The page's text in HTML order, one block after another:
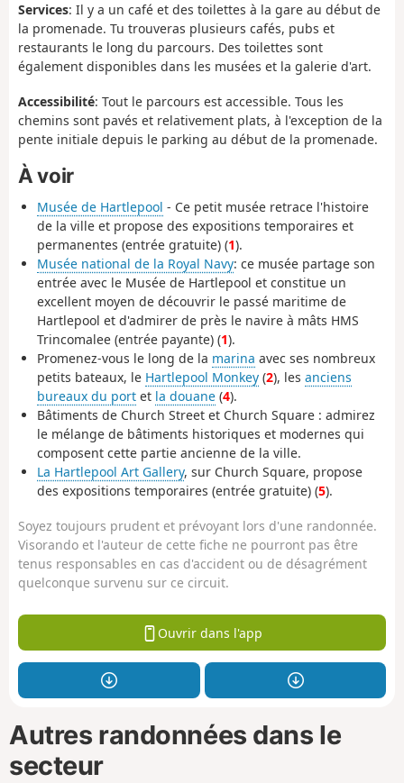
Services: Il y a un café et des toilettes à la gare au début de
la promenade. Tu trouveras plusieurs cafés, pubs et
restaurants le long du parcours. Des toilettes sont
également disponibles dans les musées et la galerie d'art.
Accessibilité: Tout le parcours est accessible. Tous les
chemins sont pavés et relativement plats, à l'exception de la
pente initiale depuis le parking au début de la promenade.
À voir
Musée de Hartlepool - Ce petit musée retrace l'histoire
de la ville et propose des expositions temporaires et
permanentes (entrée gratuite) (1).
Musée national de la Royal Navy: ce musée partage son
entrée avec le Musée de Hartlepool et constitue un
excellent moyen de découvrir le passé maritime de
Hartlepool et d'admirer de près le navire à mâts HMS
Trincomalee (entrée payante) (1).
Promenez-vous le long de la marina avec ses nombreux
petits bateaux, le Hartlepool Monkey (2), les anciens
bureaux du port et la douane (4).
Bâtiments de Church Street et Church Square : admirez
le mélange de bâtiments historiques et modernes qui
composent cette partie ancienne de la ville.
La Hartlepool Art Gallery, sur Church Square, propose
des expositions temporaires (entrée gratuite) (5).
Soyez toujours prudent et prévoyant lors d'une randonnée.
Visorando et l'auteur de cette fiche ne pourront pas être
tenus responsables en cas d'accident ou de désagrément
quelconque survenu sur ce circuit.
Ouvrir dans l'app
Autres randonnées dans le
secteur